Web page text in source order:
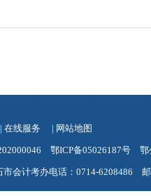
在线服务 | 网站地图
鄂ICP备05026187号 鄂
会计考办电话：0714-6208486